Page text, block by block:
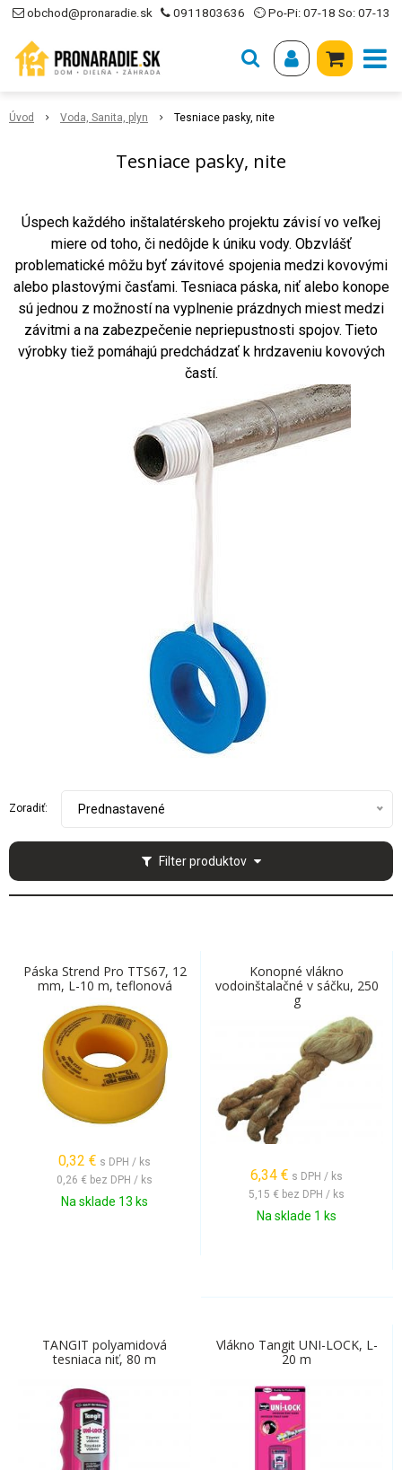
obchod@pronaradie.sk 0911803636 ⏲ Po-Pi: 07-18 So: 07-13
Úvod Voda, Sanita, plyn Tesniace pasky, nite
Tesniace pasky, nite
Úspech každého inštalatérskeho projektu závisí vo veľkej
miere od toho, či nedôjde k úniku vody. Obzvlášť
problematické môžu byť závitové spojenia medzi kovovými
alebo plastovými časťami. Tesniaca páska, niť alebo konope
sú jednou z možností na vyplnenie prázdnych miest medzi
závitmi a na zabezpečenie nepriepustnosti spojov. Tieto
výrobky tiež pomáhajú predchádzať k hrdzaveniu kovových
častí.
Filter produktov
Zoradiť: Prednastavené
Páska Strend Pro TTS67, 12
mm, L-10 m, teflonová
0,32 € s DPH / ks
0,26 € bez DPH / ks
Na sklade 13 ks
Konopné vlákno
vodoinštalačné v sáčku, 250
g
6,34 € s DPH / ks
5,15 € bez DPH / ks
Na sklade 1 ks
TANGIT polyamidová
tesniaca niť, 80 m
Vlákno Tangit UNI-LOCK, L-
20 m